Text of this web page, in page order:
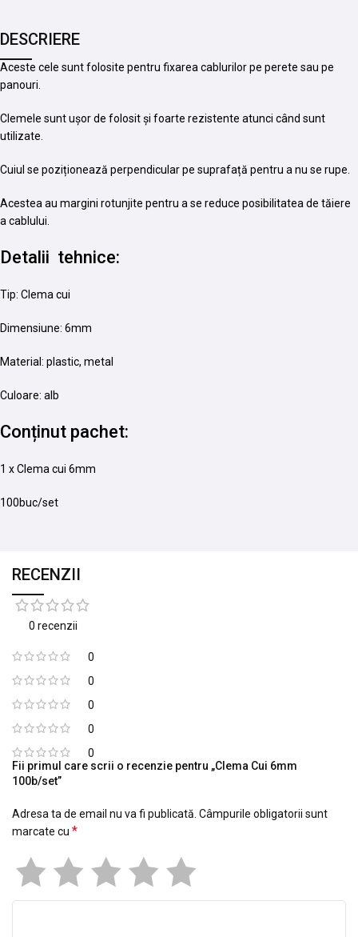
DESCRIERE
Aceste cele sunt folosite pentru fixarea cablurilor pe perete sau pe
panouri.
Clemele sunt ușor de folosit și foarte rezistente atunci când sunt
utilizate.
Cuiul se poziționează perpendicular pe suprafață pentru a nu se rupe.
Acestea au margini rotunjite pentru a se reduce posibilitatea de tăiere
a cablului.
Detalii tehnice:
Tip: Clema cui
Dimensiune: 6mm
Material: plastic, metal
Culoare: alb
Conținut pachet:
1 x Clema cui 6mm
100buc/set
RECENZII
0 recenzii
0
0
0
0
0
Fii primul care scrii o recenzie pentru „Clema Cui 6mm
100b/set”
Adresa ta de email nu va fi publicată. Câmpurile obligatorii sunt
marcate cu *